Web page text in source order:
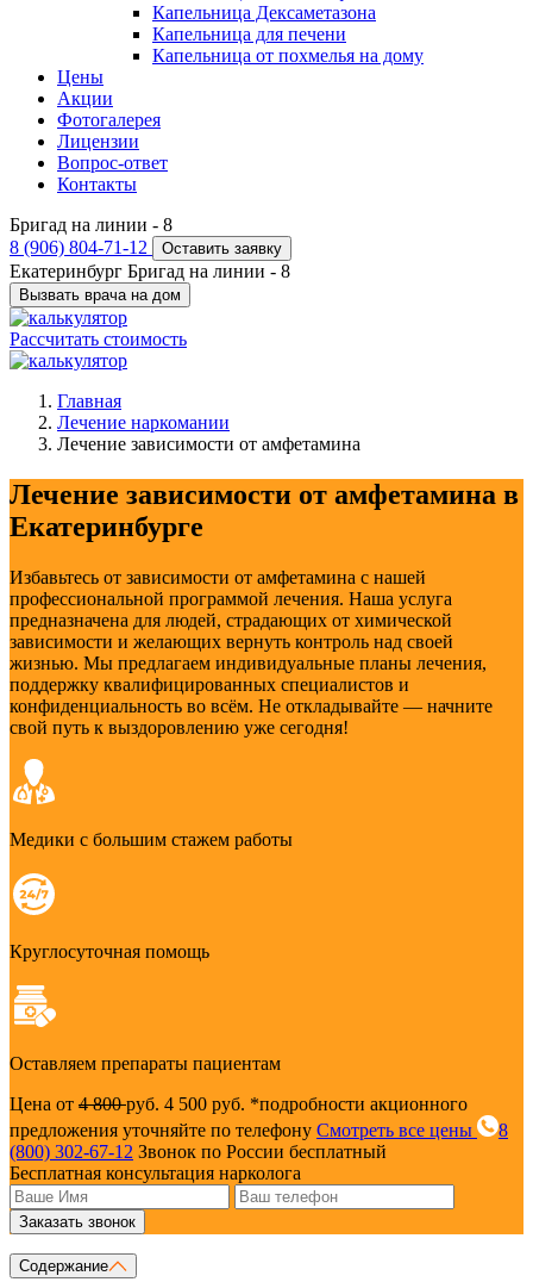
Капельница Дексаметазона
Капельница для печени
Капельница от похмелья на дому
Цены
Акции
Фотогалерея
Лицензии
Вопрос-ответ
Контакты
Бригад на линии - 8
8 (906) 804-71-12
Оставить заявку
Екатеринбург Бригад на линии - 8
Вызвать врача на дом
Рассчитать стоимость
Главная
Лечение наркомании
Лечение зависимости от амфетамина
Лечение зависимости от амфетамина в
Екатеринбурге
Избавьтесь от зависимости от амфетамина с нашей
профессиональной программой лечения. Наша услуга
предназначена для людей, страдающих от химической
зависимости и желающих вернуть контроль над своей
жизнью. Мы предлагаем индивидуальные планы лечения,
поддержку квалифицированных специалистов и
конфиденциальность во всём. Не откладывайте — начните
свой путь к выздоровлению уже сегодня!
Медики с большим стажем работы
Круглосуточная помощь
Оставляем препараты пациентам
Цена от 4 800руб. 4 500 руб. *подробности акционного
предложения уточняйте по телефону Смотреть все цены
8
(800) 302-67-12 Звонок по России бесплатный
Бесплатная консультация нарколога
Заказать звонок
Содержание